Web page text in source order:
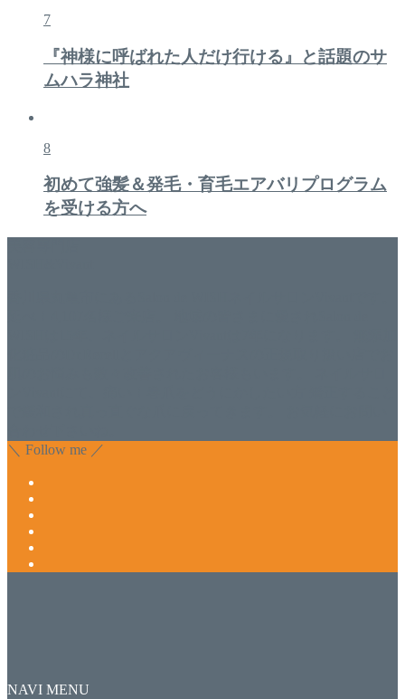
7
『神様に呼ばれた人だけ行ける』と話題のサ
ムハラ神社
8
初めて強髪＆発毛・育毛エアバリプログラム
を受ける方へ
＼ Follow me ／
NAVI MENU